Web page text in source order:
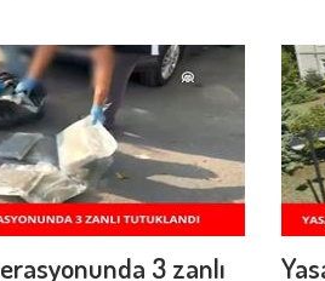
3 zanlı